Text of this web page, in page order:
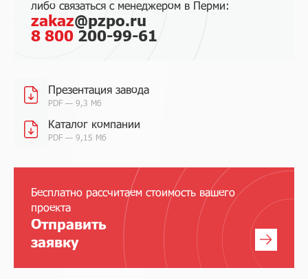
либо связаться с менеджером в Перми:
zakaz@pzpo.ru
8 800 200-99-61
Презентация завода
PDF — 9,3 Мб
Каталог компании
PDF — 9,15 Мб
Бесплатно рассчитаем стоимость вашего
проекта
Отправить
заявку